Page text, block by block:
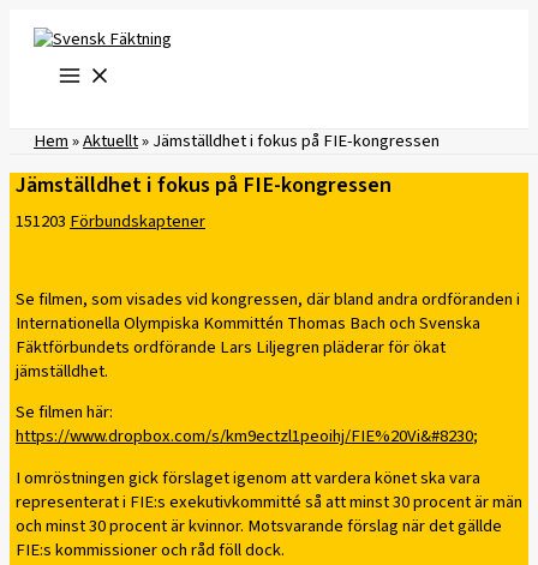
innehåll
Hem»Aktuellt»Jämställdhet i fokus på FIE-kongressen
Jämställdhet i fokus på FIE-kongressen
151203Förbundskaptener
Se filmen, som visades vid kongressen, där bland andra ordföranden i
Internationella Olympiska Kommittén Thomas Bach och Svenska
Fäktförbundets ordförande Lars Liljegren pläderar för ökat
jämställdhet.
Se filmen här:
https://www.dropbox.com/s/km9ectzl1peoihj/FIE%20Vi&#8230;
I omröstningen gick förslaget igenom att vardera könet ska vara
representerat i FIE:s exekutivkommitté så att minst 30 procent är män
och minst 30 procent är kvinnor. Motsvarande förslag när det gällde
FIE:s kommissioner och råd föll dock.